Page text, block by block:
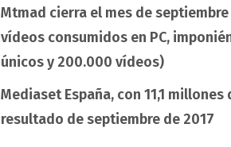
Mtmad cierra el mes de
vídeos consumidos en PC,
únicos y 200.000 vídeos)
Mediaset España, con 11,1
resultado de septiembre de 2017